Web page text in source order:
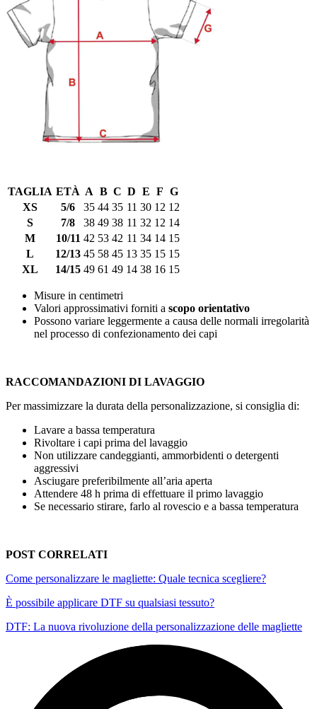
TAGLIA ETÀ A B C D E F G
XS
5/6 35 44 35 11 30 12 12
S
7/8 38 49 38 11 32 12 14
M
10/11 42 53 42 11 34 14 15
L
12/13 45 58 45 13 35 15 15
XL
14/15 49 61 49 14 38 16 15
Misure in centimetri
Valori approssimativi forniti a scopo orientativo
Possono variare leggermente a causa delle normali irregolarità
nel processo di confezionamento dei capi
RACCOMANDAZIONI DI LAVAGGIO
Per massimizzare la durata della personalizzazione, si consiglia di:
Lavare a bassa temperatura
Rivoltare i capi prima del lavaggio
Non utilizzare candeggianti, ammorbidenti o detergenti
aggressivi
Asciugare preferibilmente all’aria aperta
Attendere 48 h prima di effettuare il primo lavaggio
Se necessario stirare, farlo al rovescio e a bassa temperatura
POST CORRELATI
Come personalizzare le magliette: Quale tecnica scegliere?
È possibile applicare DTF su qualsiasi tessuto?
DTF: La nuova rivoluzione della personalizzazione delle magliette